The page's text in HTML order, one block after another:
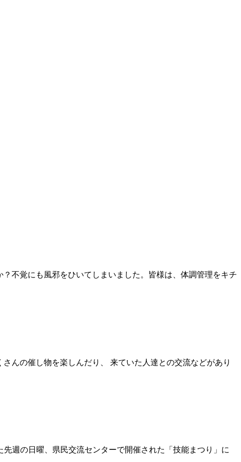
不覚にも風邪をひいてしまいました。皆様は、体調管理をキチ
んの催し物を楽しんだり、 来ていた人達との交流などがあり
週の日曜、県民交流センターで開催された「技能まつり」に